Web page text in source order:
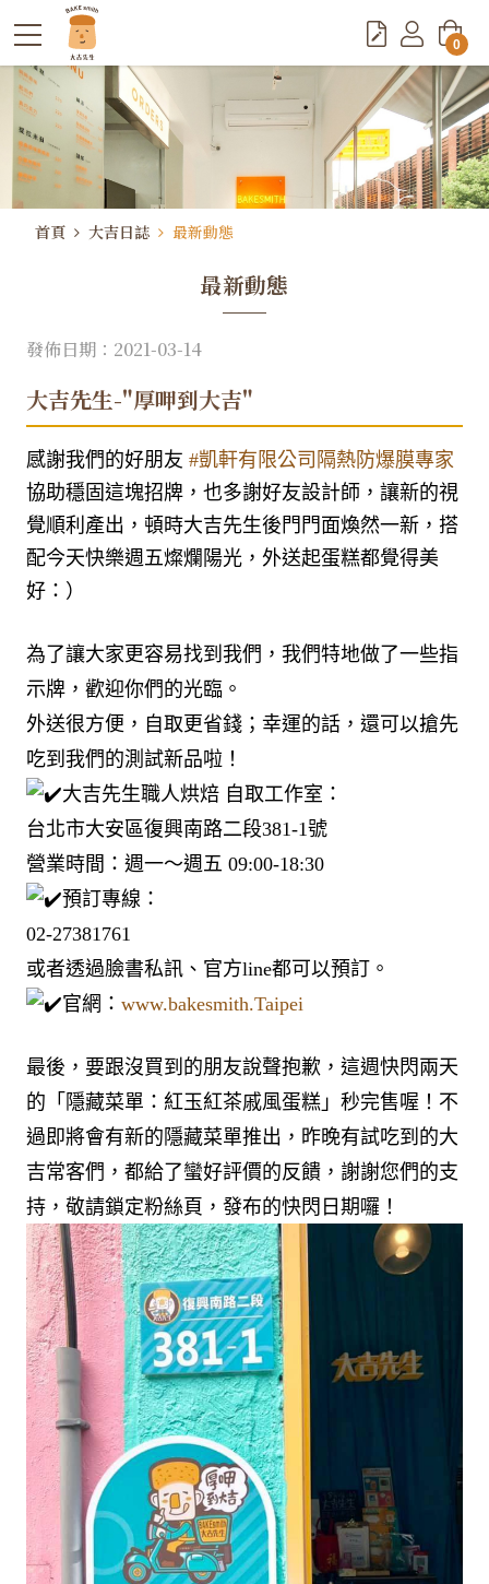
首頁 大吉日誌 最新動態
最新動態
發佈日期：2021-03-14
大吉先生-"厚呷到大吉"
感謝我們的好朋友 #凱軒有限公司隔熱防爆膜專家
協助穩固這塊招牌，也多謝好友設計師，讓新的視
覺順利產出，頓時大吉先生後門門面煥然一新，搭
配今天快樂週五燦爛陽光，外送起蛋糕都覺得美
好：）
為了讓大家更容易找到我們，我們特地做了一些指
示牌，歡迎你們的光臨。
外送很方便，自取更省錢；幸運的話，還可以搶先
吃到我們的測試新品啦！
大吉先生職人烘焙 自取工作室：
台北市大安區復興南路二段381-1號
營業時間：週一～週五 09:00-18:30
預訂專線：
02-27381761
或者透過臉書私訊、官方line都可以預訂。
官網： www.bakesmith.Taipei
最後，要跟沒買到的朋友說聲抱歉，這週快閃兩天
的「隱藏菜單：紅玉紅茶戚風蛋糕」秒完售喔！不
過即將會有新的隱藏菜單推出，昨晚有試吃到的大
吉常客們，都給了蠻好評價的反饋，謝謝您們的支
持，敬請鎖定粉絲頁，發布的快閃日期囉！
0